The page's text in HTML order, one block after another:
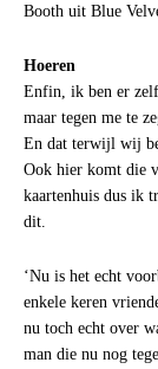
Booth uit Blue
Hoeren
Enfin, ik ben er
maar tegen me te
En dat terwijl wij
Ook hier komt die
kaartenhuis dus ik
dit.
‘Nu is het echt
enkele keren
nu toch echt over
man die nu nog